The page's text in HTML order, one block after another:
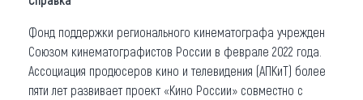
Фонд поддержки регионального кинематографа учрежден
Союзом кинематографистов России в феврале 2022 года.
Ассоциация продюсеров кино и телевидения (АПКиТ) более
пяти лет развивает проект «Кино России» совместно с